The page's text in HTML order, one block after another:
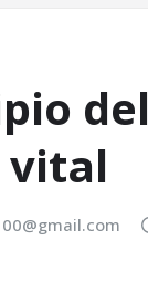
del